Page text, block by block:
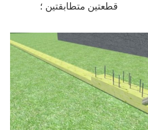
قطعتين متطابقتين ؛